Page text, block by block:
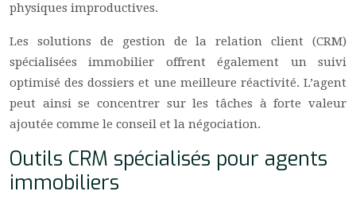
physiques improductives.
Les solutions de gestion de la relation client (CRM)
spécialisées immobilier offrent également un suivi
optimisé des dossiers et une meilleure réactivité. L’agent
peut ainsi se concentrer sur les tâches à forte valeur
ajoutée comme le conseil et la négociation.
Outils CRM spécialisés pour agents
immobiliers